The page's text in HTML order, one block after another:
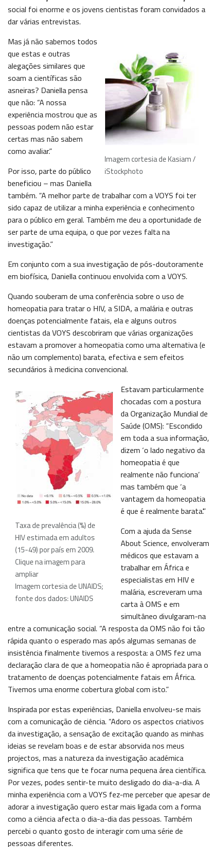
social foi enorme e os jovens cientistas foram convidados a
dar várias entrevistas.
Imagem cortesia de Kasiam /
iStockphoto
Mas já não sabemos todos
que estas e outras
alegações similares que
soam a científicas são
asneiras? Daniella pensa
que não: “A nossa
experiência mostrou que as
pessoas podem não estar
certas mas não sabem
como avaliar.”
Por isso, parte do público
beneficiou – mas Daniella
também. “A melhor parte de trabalhar com a VOYS foi ter
sido capaz de utilizar a minha experiência e conhecimento
para o público em geral. Também me deu a oportunidade de
ser parte de uma equipa, o que por vezes falta na
investigação.”
Em conjunto com a sua investigação de pós-doutoramente
em biofísica, Daniella continuou envolvida com a VOYS.
Quando souberam de uma conferência sobre o uso de
homeopatia para tratar o HIV, a SIDA, a malária e outras
doenças potencialmente fatais, ela e alguns outros
cientistas da VOYS descobriram que várias organizações
estavam a promover a homeopatia como uma alternativa (e
não um complemento) barata, efectiva e sem efeitos
secundários à medicina convencional.
Taxa de prevalência (%) de
HIV estimada em adultos
(15-49) por país em 2009.
Clique na imagem para
ampliar
Imagem cortesia de UNAIDS;
fonte dos dados: UNAIDS
Estavam particularmente
chocadas com a postura
da Organização Mundial de
Saúde (OMS): “Escondido
em toda a sua informação,
dizem ‘o lado negativo da
homeopatia é que
realmente não funciona’
mas também que ‘a
vantagem da homeopatia
é que é realmente barata’.”
Com a ajuda da Sense
About Science, envolveram
médicos que estavam a
trabalhar em África e
especialistas em HIV e
malária, escreveram uma
carta à OMS e em
simultâneo divulgaram-na
entre a comunicação social. “A resposta da OMS não foi tão
rápida quanto o esperado mas após algumas semanas de
insistência finalmente tivemos a resposta: a OMS fez uma
declaração clara de que a homeopatia não é apropriada para o
tratamento de doenças potencialmente fatais em África.
Tivemos uma enorme cobertura global com isto.”
Inspirada por estas experiências, Daniella envolveu-se mais
com a comunicação de ciência. “Adoro os aspectos criativos
da investigação, a sensação de excitação quando as minhas
ideias se revelam boas e de estar absorvida nos meus
projectos, mas a natureza da investigação académica
significa que tens que te focar numa pequena área científica.
Por vezes, podes sentir-te muito desligado do dia-a-dia. A
minha experiência com a VOYS fez-me perceber que apesar de
adorar a investigação quero estar mais ligada com a forma
como a ciência afecta o dia-a-dia das pessoas. Também
percebi o quanto gosto de interagir com uma série de
pessoas diferentes.